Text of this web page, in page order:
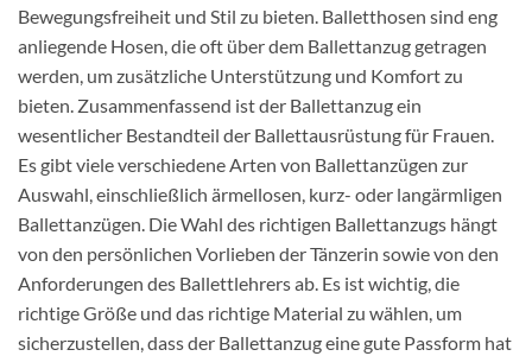
Bewegungsfreiheit und Stil zu bieten. Balletthosen sind eng
anliegende Hosen, die oft über dem Ballettanzug getragen
werden, um zusätzliche Unterstützung und Komfort zu
bieten. Zusammenfassend ist der Ballettanzug ein
wesentlicher Bestandteil der Ballettausrüstung für Frauen.
Es gibt viele verschiedene Arten von Ballettanzügen zur
Auswahl, einschließlich ärmellosen, kurz- oder langärmligen
Ballettanzügen. Die Wahl des richtigen Ballettanzugs hängt
von den persönlichen Vorlieben der Tänzerin sowie von den
Anforderungen des Ballettlehrers ab. Es ist wichtig, die
richtige Größe und das richtige Material zu wählen, um
sicherzustellen, dass der Ballettanzug eine gute Passform hat